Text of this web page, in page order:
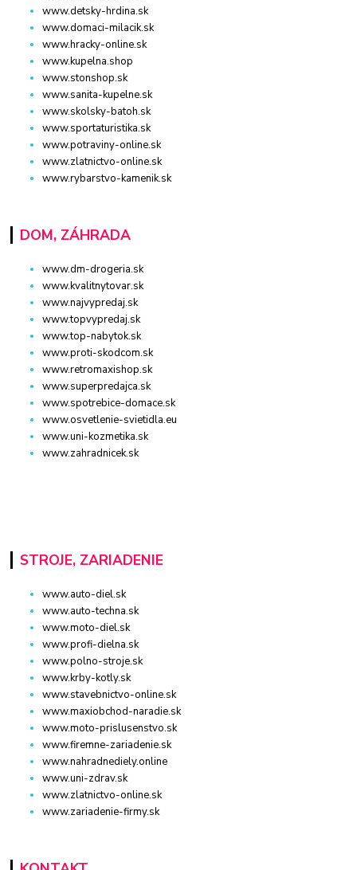
www.detsky-hrdina.sk
www.domaci-milacik.sk
www.hracky-online.sk
www.kupelna.shop
www.stonshop.sk
www.sanita-kupelne.sk
www.skolsky-batoh.sk
www.sportaturistika.sk
www.potraviny-online.sk
www.zlatnictvo-online.sk
www.rybarstvo-kamenik.sk
DOM, ZÁHRADA
www.dm-drogeria.sk
www.kvalitnytovar.sk
www.najvypredaj.sk
www.topvypredaj.sk
www.top-nabytok.sk
www.proti-skodcom.sk
www.retromaxishop.sk
www.superpredajca.sk
www.spotrebice-domace.sk
www.osvetlenie-svietidla.eu
www.uni-kozmetika.sk
www.zahradnicek.sk
STROJE, ZARIADENIE
www.auto-diel.sk
www.auto-techna.sk
www.moto-diel.sk
www.profi-dielna.sk
www.polno-stroje.sk
www.krby-kotly.sk
www.stavebnictvo-online.sk
www.maxiobchod-naradie.sk
www.moto-prislusenstvo.sk
www.firemne-zariadenie.sk
www.nahradnediely.online
www.uni-zdrav.sk
www.zlatnictvo-online.sk
www.zariadenie-firmy.sk